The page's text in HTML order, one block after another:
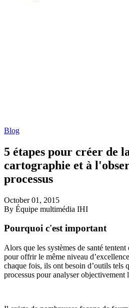
Blog
5 étapes pour créer de
cartographie et à
processus
October 01, 2015
By Équipe multimédia IHI
Pourquoi c'est important
Alors que les systèmes de santé tentent
pour offrir le même niveau
chaque fois, ils ont besoin d’outils tels
processus pour analyser objectivement